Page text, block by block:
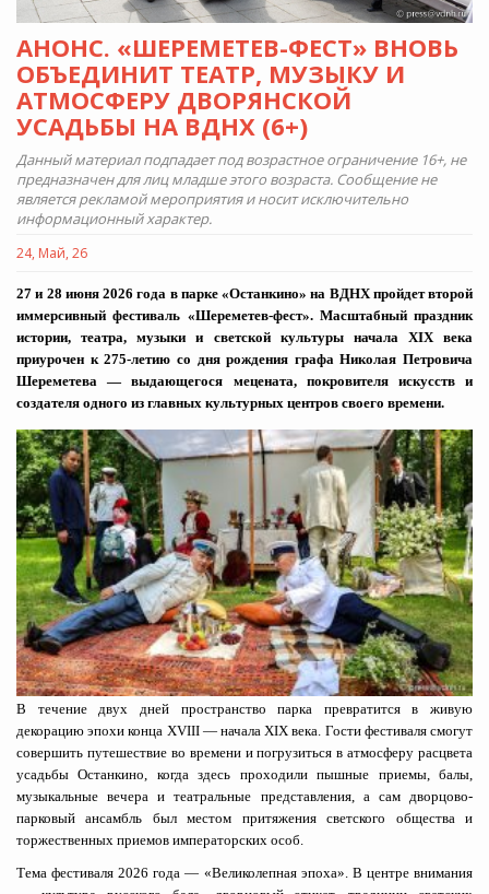
АНОНС. «ШЕРЕМЕТЕВ-ФЕСТ» ВНОВЬ
ОБЪЕДИНИТ ТЕАТР, МУЗЫКУ И
АТМОСФЕРУ ДВОРЯНСКОЙ
УСАДЬБЫ НА ВДНХ (6+)
Данный материал подпадает под возрастное ограничение 16+, не
предназначен для лиц младше этого возраста. Сообщение не
является рекламой мероприятия и носит исключительно
информационный характер.
24, Май, 26
27 и 28 июня 2026 года в парке «Останкино» на ВДНХ пройдет второй
иммерсивный фестиваль «Шереметев-фест». Масштабный праздник
истории, театра, музыки и светской культуры начала ХIХ века
приурочен к 275-летию со дня рождения графа Николая Петровича
Шереметева — выдающегося мецената, покровителя искусств и
создателя одного из главных культурных центров своего времени.
В течение двух дней пространство парка превратится в живую
декорацию эпохи конца XVIII — начала XIX века. Гости фестиваля смогут
совершить путешествие во времени и погрузиться в атмосферу расцвета
усадьбы Останкино, когда здесь проходили пышные приемы, балы,
музыкальные вечера и театральные представления, а сам дворцово-
парковый ансамбль был местом притяжения светского общества и
торжественных приемов императорских особ.
Тема фестиваля 2026 года — «Великолепная эпоха». В центре внимания